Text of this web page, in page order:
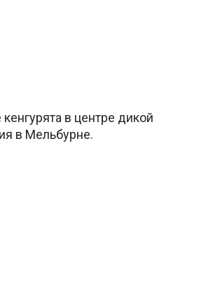
в центре дикой
в Мельбурне.